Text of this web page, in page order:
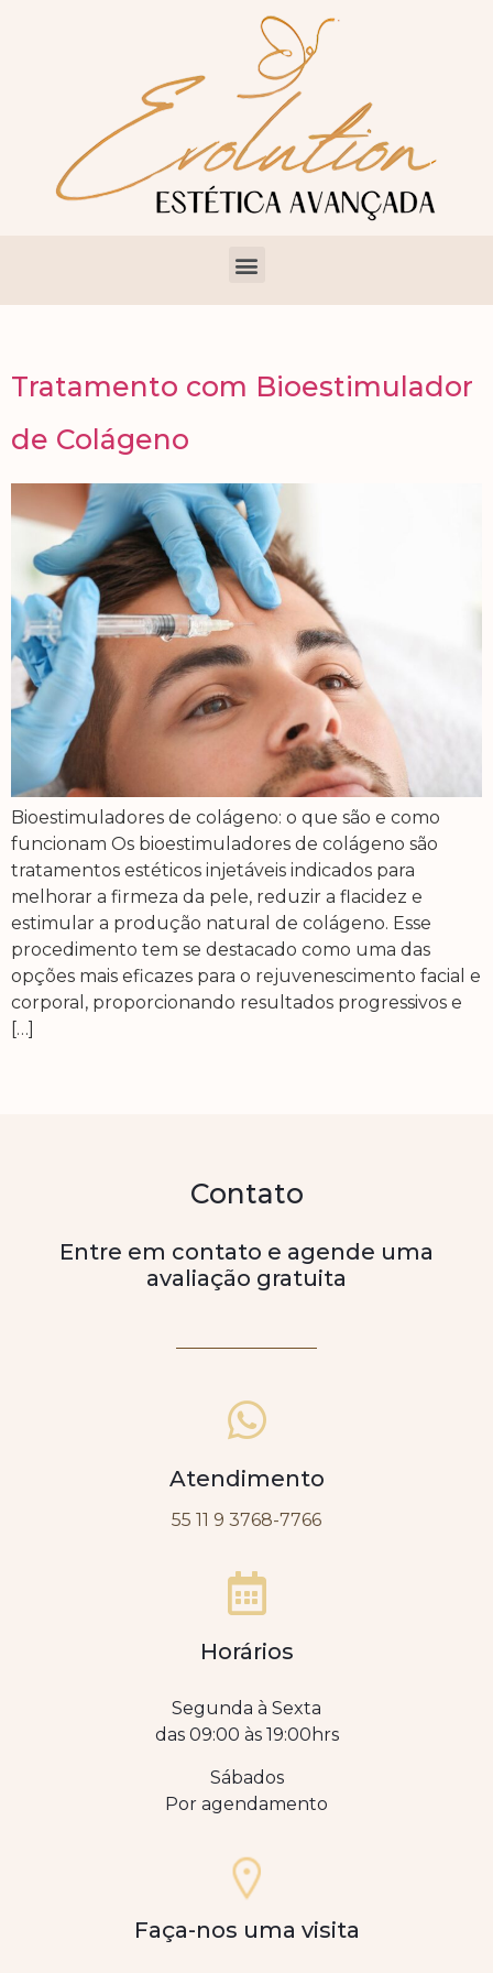
Tratamento com Bioestimulador
de Colágeno
Bioestimuladores de colágeno: o que são e como
funcionam Os bioestimuladores de colágeno são
tratamentos estéticos injetáveis indicados para
melhorar a firmeza da pele, reduzir a flacidez e
estimular a produção natural de colágeno. Esse
procedimento tem se destacado como uma das
opções mais eficazes para o rejuvenescimento facial e
corporal, proporcionando resultados progressivos e
[…]
Contato
Entre em contato e agende uma
avaliação gratuita
Atendimento
55 11 9 3768-7766
Horários
Segunda à Sexta
das 09:00 às 19:00hrs
Sábados
Por agendamento
Faça-nos uma visita